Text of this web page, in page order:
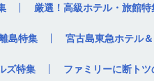
厳選！高級ホテル・旅館特
島特集 宮古島東急ホテル
ズ特集 ファミリーに断ト